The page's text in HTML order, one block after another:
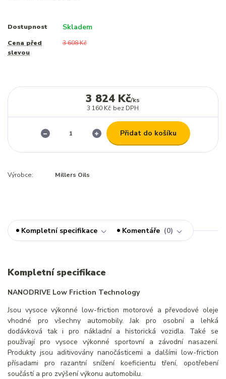
Dostupnost Skladem
Cena před
slevou
3 608 Kč
3 824 Kč/ks
3 160 Kč bez DPH
Přidat do košíku
Výrobce: Millers Oils
Kompletní specifikace Komentáře 0
Kompletní specifikace
NANODRIVE Low Friction Technology
Jsou vysoce výkonné low-friction motorové a převodové oleje
vhodné pro všechny automobily. Jak pro osobní a lehká
dodávková tak i pro nákladní a historická vozidla. Také se
používají pro vysoce výkonné sportovní a závodní nasazení.
Produkty jsou aditivovány nanočásticemi a dalšími low-friction
přísadami pro razantní snížení koeficientu tření, opotřebení
součástí a pro zvýšení výkonu automobilu.